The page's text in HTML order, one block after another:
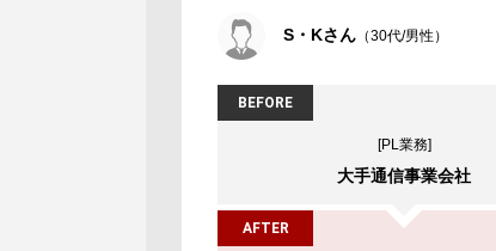
S・Kさん （30代/男性）
BEFORE
[PL業務]
大手通信事業会社
AFTER